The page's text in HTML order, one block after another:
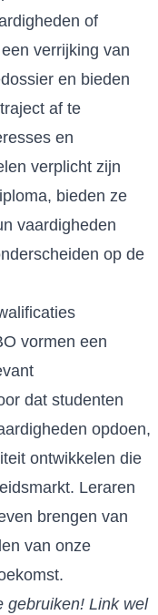
of
verrijking van
en bieden
af te
en
verplicht zijn
bieden ze
vaardigheden
op de
vormen een
dat studenten
opdoen,
ontwikkelen die
Leraren
brengen van
van onze
gebruiken! Link wel